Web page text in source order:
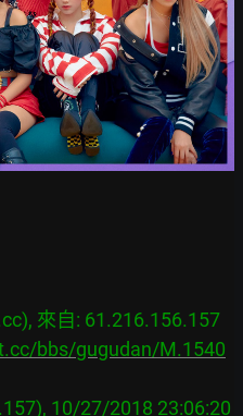
來自: 61.216.156.157
bbs/gugudan/M.1540